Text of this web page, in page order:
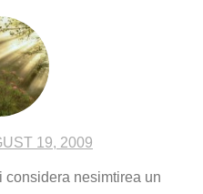
19, 2009
nesimtirea un